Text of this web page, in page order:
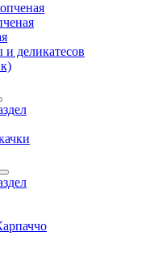
и деликатесов